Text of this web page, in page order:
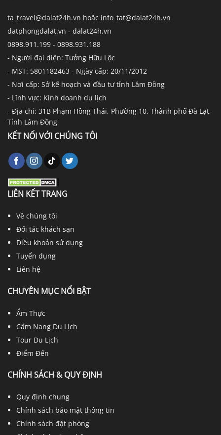
ta_travel@dalat24h.vn hoặc info_tat@dalat24h.vn
datphongdalat.vn - dalat24h.vn
0898.911.199 - 0898.931.188
- Người đại diện: Tưởng Hữu Lộc
- MST: 5801182463 - Ngày cấp: 20/11/2012
- Nơi cấp: Sở kế hoạch và đầu tư tỉnh Lâm Đồng
- Lĩnh vực: Kinh doanh du lịch
- Địa chỉ: 31B Phạm Hồng Thái, Phường 10, Thành phố Đà Lạt,
Tỉnh Lâm Đồng
KẾT NỐI VỚI CHÚNG TÔI
LIÊN KẾT TRANG
Về chúng tôi
Đối tác khách sạn
Điều khoản sử dụng
Tuyển dụng
Liên hệ
CHUYÊN MỤC NỔI BẬT
Ẩm Thực
Cẩm Nang Du Lịch
Tour Du Lịch
Điểm Đến
CHÍNH SÁCH & QUY ĐỊNH
Quy định chung
Chính sách bảo mật thông tin
Chính sách đặt phòng